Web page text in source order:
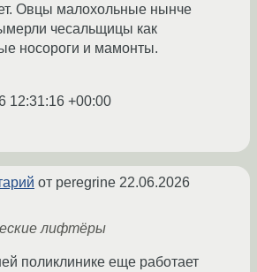
Овцы малохольные нынче
чесальщицы как
носороги и мамонты.
12:31:16 +00:00
от peregrine 22.06.2026
лифтёры
поликлинике еще работает